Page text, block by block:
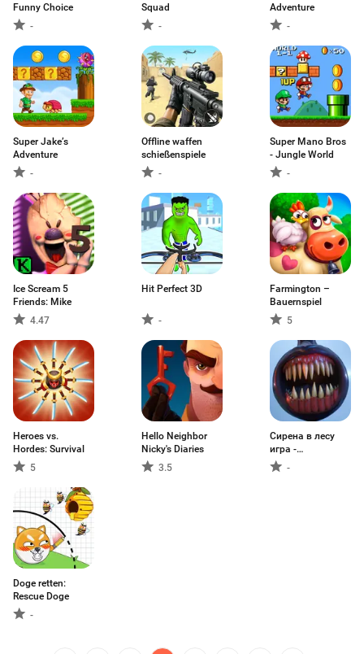
Funny Choice
-
Squad
-
Adventure
-
Super Jake’s
Adventure
-
Offline waffen
schießenspiele
-
Super Mano Bros
- Jungle World
-
Ice Scream 5
Friends: Mike
4.47
Hit Perfect 3D
-
Farmington –
Bauernspiel
5
Heroes vs.
Hordes: Survival
5
Hello Neighbor
Nicky's Diaries
3.5
Сирена в лесу
игра -
Страшилка
-
Doge retten:
Rescue Doge
-